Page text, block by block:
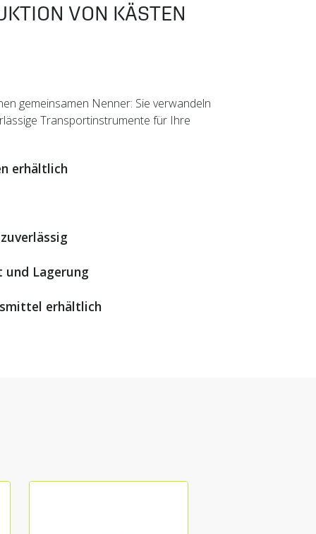
VON KÄSTEN
gemeinsamen Nenner: Sie verwandeln
Transportinstrumente für Ihre
erhältlich
Lagerung
erhältlich